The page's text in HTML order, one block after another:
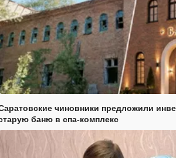
чиновники предложили
баню в спа-комплекс